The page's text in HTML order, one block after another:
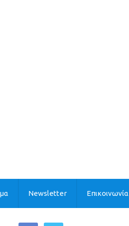
Newsletter Επικοινωνία